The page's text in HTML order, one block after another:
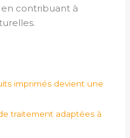
contribuant à
imprimés devient une
traitement adaptées à